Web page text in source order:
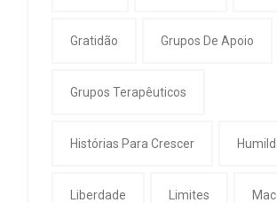
Gratidão Grupos De Apoio
Grupos Terapêuticos
Histórias Para Crescer
Liberdade Limites